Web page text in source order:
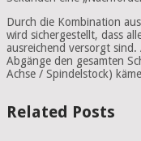
Durch die Kombination
wird sichergestellt, dass
ausreichend versorgt
Abgänge den gesamten
Achse / Spindelstock)
Related Posts